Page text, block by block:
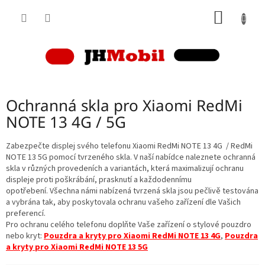
Ochranná skla pro Xiaomi RedMi
NOTE 13 4G / 5G
Zabezpečte displej svého telefonu Xiaomi RedMi NOTE 13 4G / RedMi
NOTE 13 5G pomocí tvrzeného skla. V naší nabídce naleznete ochranná
skla v různých provedeních a variantách, která maximalizují ochranu
displeje proti poškrábání, prasknutí a každodennímu
opotřebení. Všechna námi nabízená tvrzená skla jsou pečlivě testována
a vybrána tak, aby poskytovala ochranu vašeho zařízení dle Vašich
preferencí.
Pro ochranu celého telefonu doplňte Vaše zařízení o stylové pouzdro
nebo kryt: Pouzdra a kryty pro Xiaomi RedMi NOTE 13 4G, Pouzdra
a kryty pro Xiaomi RedMi NOTE 13 5G